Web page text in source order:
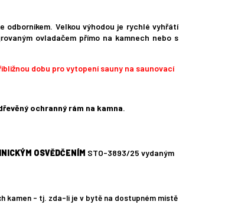
odborníkem. Velkou výhodou je rychlé vyhřátí
ovladačem přímo na kamnech nebo s
dobu pro vytopení sauny na saunovací
ochranný rám na kamna.
OSVĚDČENÍM STO-3893/25 vydaným
kamen - tj. zda-li je v bytě na dostupném místě